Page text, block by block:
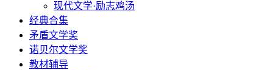
现代文学·励志鸡汤
经典合集
矛盾文学奖
诺贝尔文学奖
教材辅导